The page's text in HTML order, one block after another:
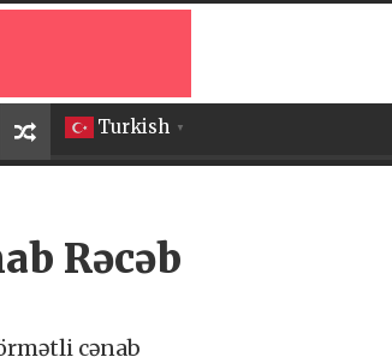
Turkish ▼
Rəcəb
cənab